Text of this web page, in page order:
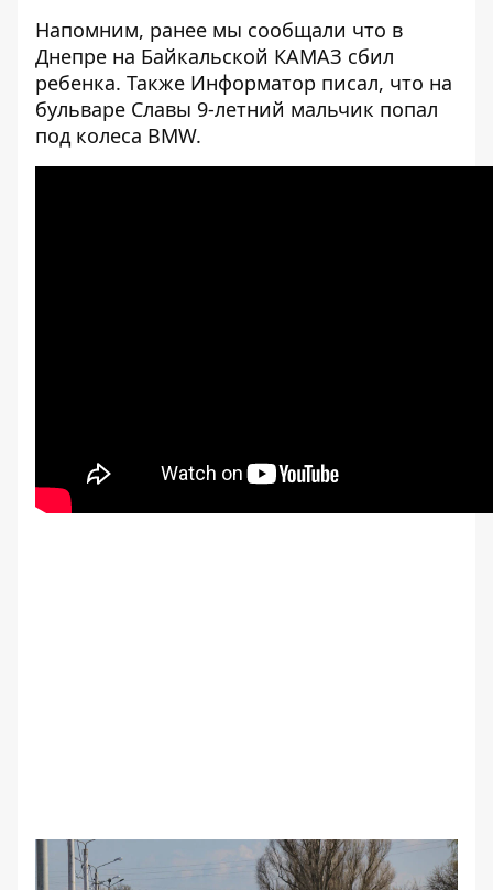
Напомним, ранее мы сообщали что в
Днепре на Байкальской КАМАЗ сбил
ребенка. Также Информатор писал, что на
бульваре Славы 9-летний мальчик попал
под колеса BMW.